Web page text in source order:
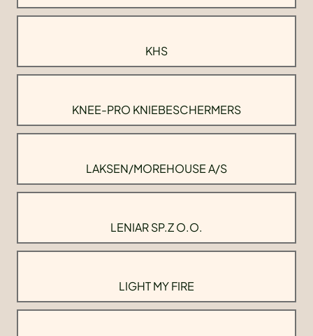
KHS
KNEE-PRO KNIEBESCHERMERS
LAKSEN/MOREHOUSE A/S
LENIAR SP.Z O.O.
LIGHT MY FIRE